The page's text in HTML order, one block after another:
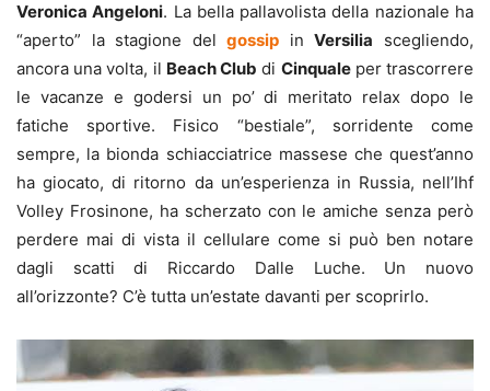
Veronica Angeloni. La bella pallavolista della nazionale ha
“aperto” la stagione del gossip inVersilia scegliendo,
ancora una volta, il Beach Club di Cinqualeper trascorrere
le vacanze e godersi un po’ di meritato relax dopo le
fatiche sportive. Fisico “bestiale”, sorridente come
sempre, la bionda schiacciatrice massese che quest’anno
ha giocato, di ritorno da un’esperienza in Russia, nell’Ihf
Volley Frosinone, ha scherzato con le amiche senza però
perdere mai di vista il cellulare come si può ben notare
dagli scatti di Riccardo Dalle Luche. Un nuovo
all’orizzonte? C’è tutta un’estate davanti per scoprirlo.